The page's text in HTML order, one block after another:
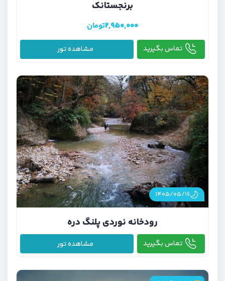
برنجستانک
۲,۹۵۰,۰۰۰تومان
تماس بگیرید مشاهده تور
۱۴۰۵/۰۵/۱۶
رودخانه نوردی پلنگ دره
تماس بگیرید مشاهده تور